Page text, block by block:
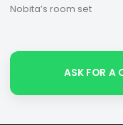
Nobita’s room set
ASK FOR A